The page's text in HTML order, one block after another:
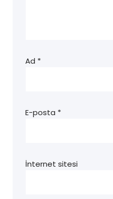
Ad *
E-posta *
İnternet sitesi